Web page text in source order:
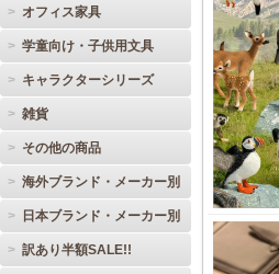
オフィス家具
学童向け・子供用文具
キャラクターシリーズ
雑貨
その他の商品
海外ブランド・メーカー別
日本ブランド・メーカー別
訳あり半額SALE!!